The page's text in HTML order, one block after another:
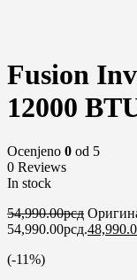
Fusion
12000
Ocenjeno 0 od 5
0 Reviews
In stock
54,990.00рсд
54,990.00рсд.
(-11%)